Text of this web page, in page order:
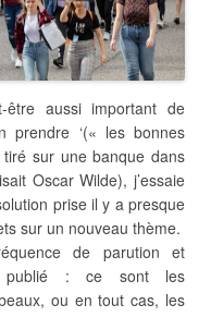
être aussi important de
prendre ‘(« les bonnes
sur une banque dans
Oscar Wilde), j’essaie
prise il y a presque
sur un nouveau thème.
de parution et
publié : ce sont les
ou en tout cas, les